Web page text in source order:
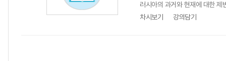
러시아의 과거와 현재에 대한 제
차시보기
강의담기